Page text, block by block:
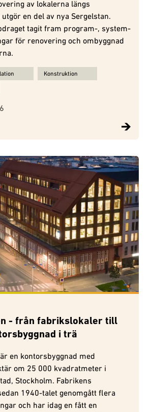
av lokalerna längs
utgör en del av nya Sergelstan.
tagit fram program-, system-
för renovering och ombyggnad
– en del av nya Sergelstan:
Konstruktion
- från fabrikslokaler till
i trä
en kontorsbyggnad med
om 25 000 kvadratmeter i
Stockholm. Fabrikens
1940-talet genomgått flera
och har idag en fått en